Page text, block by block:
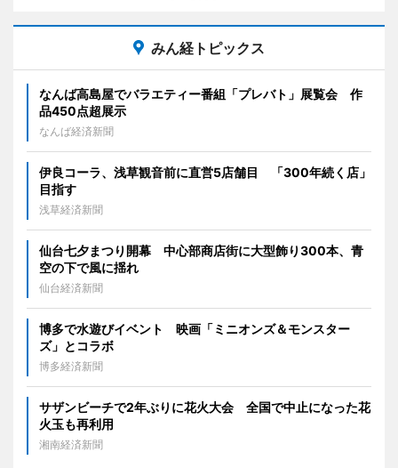
みん経トピックス
なんば高島屋でバラエティー番組「プレバト」展覧会 作
品450点超展示
なんば経済新聞
伊良コーラ、浅草観音前に直営5店舗目 「300年続く店」
目指す
浅草経済新聞
仙台七夕まつり開幕 中心部商店街に大型飾り300本、青
空の下で風に揺れ
仙台経済新聞
博多で水遊びイベント 映画「ミニオンズ＆モンスター
ズ」とコラボ
博多経済新聞
サザンビーチで2年ぶりに花火大会 全国で中止になった花
火玉も再利用
湘南経済新聞